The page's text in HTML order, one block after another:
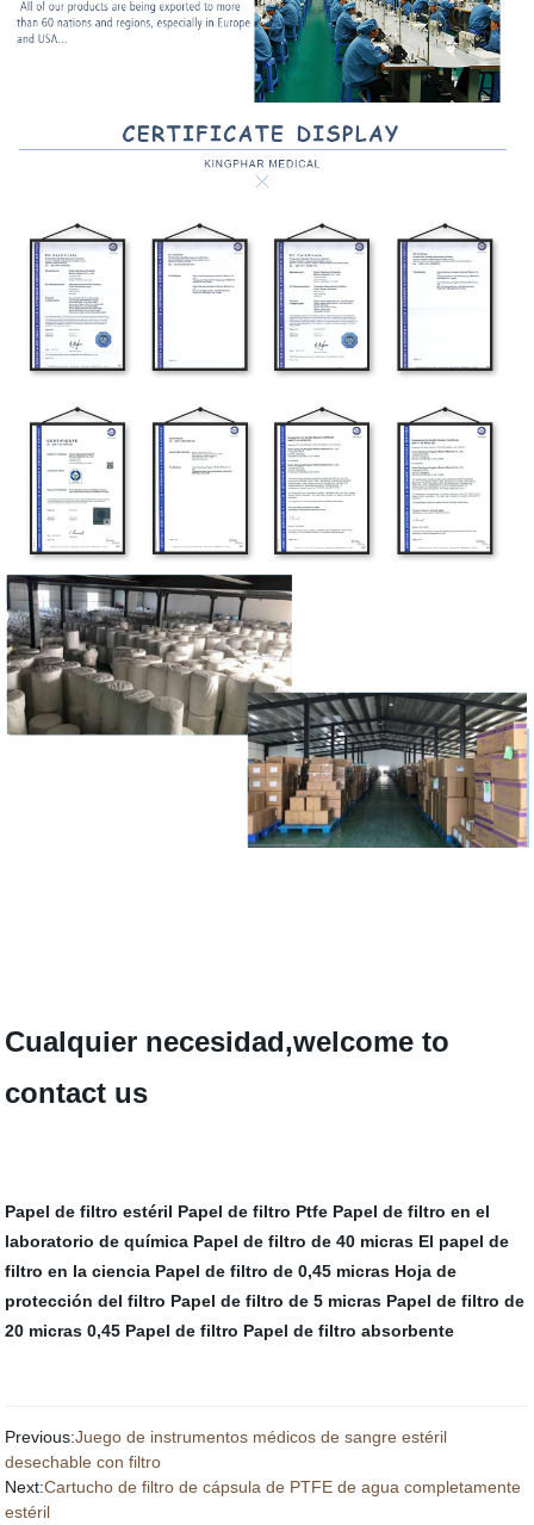
Cualquier necesidad,welcome to
contact us
Papel de filtro estéril Papel de filtro Ptfe Papel de filtro en el
laboratorio de química Papel de filtro de 40 micras El papel de
filtro en la ciencia Papel de filtro de 0,45 micras Hoja de
protección del filtro Papel de filtro de 5 micras Papel de filtro de
20 micras 0,45 Papel de filtro Papel de filtro absorbente
Previous:Juego de instrumentos médicos de sangre estéril
desechable con filtro
Next:Cartucho de filtro de cápsula de PTFE de agua completamente
estéril